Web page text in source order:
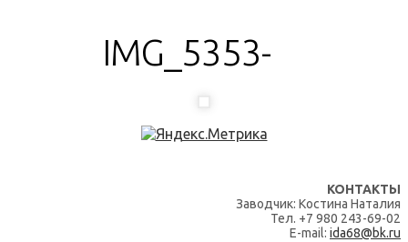
IMG_5353-
КОНТАКТЫ
Заводчик: Костина Наталия
Тел. +7 980 243-69-02
E-mail: ida68@bk.ru